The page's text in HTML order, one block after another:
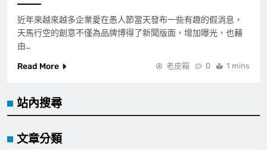
近年來越來越多企業愛在愚人節當天發布一些有趣的假消息，
天馬行空的創意不僅為品牌博得了新聞版面，增加曝光，也藉
由…
Read More
老皮箱 0 1 mins
站內搜尋
文章分類